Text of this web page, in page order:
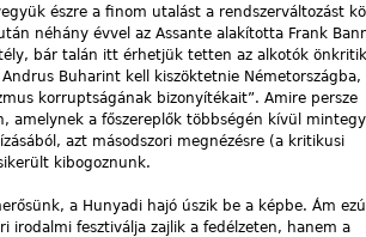
észre a finom utalást a rendszerváltozást
néhány évvel az Assante alakította Frank
bár talán itt érhetjük tetten az alkotók
Buharint kell kiszöktetnie Németországba,
korruptságának bizonyítékait”. Amire persze
amelynek a főszereplők többségén kívül mintegy
azt másodszori megnézésre (a kritikusi
kibogoznunk.
a Hunyadi hajó úszik be a képbe. Ám
irodalmi fesztiválja zajlik a fedélzeten, hanem a